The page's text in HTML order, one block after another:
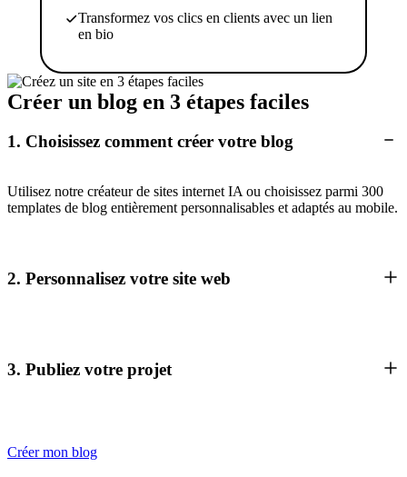
Transformez vos clics en clients avec un lien
en bio
Créer un blog en 3 étapes faciles
1. Choisissez comment créer votre blog
Utilisez notre créateur de sites internet IA ou choisissez parmi 300
templates de blog entièrement personnalisables et adaptés au mobile.
2. Personnalisez votre site web
3. Publiez votre projet
Créer mon blog